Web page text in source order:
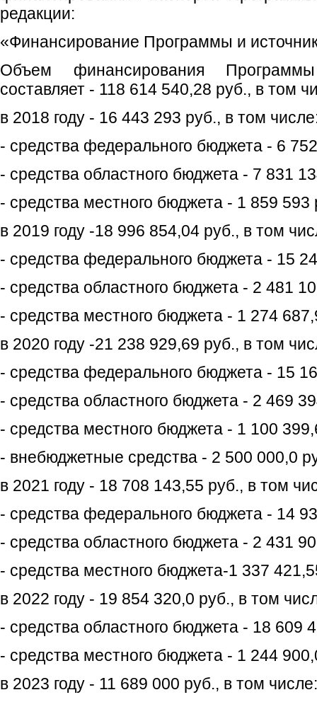
редакции:
«Финансирование Программы и
Объем финансирования
составляет - 118 614 540,28 руб., в том
в 2018 году - 16 443 293 руб., в том
- средства федерального бюджета - 6
- средства областного бюджета - 7 831
- средства местного бюджета - 1 859 593
в 2019 году -18 996 854,04 руб., в том
- средства федерального бюджета - 15
- средства областного бюджета - 2 481
- средства местного бюджета - 1 274
в 2020 году -21 238 929,69 руб., в том
- средства федерального бюджета - 15
- средства областного бюджета - 2 469
- средства местного бюджета - 1 100
- внебюджетные средства - 2 500 000,0
в 2021 году - 18 708 143,55 руб., в том
- средства федерального бюджета - 14
- средства областного бюджета - 2 431
- средства местного бюджета-1 337
в 2022 году - 19 854 320,0 руб., в том
- средства областного бюджета - 18 609
- средства местного бюджета - 1 244
в 2023 году - 11 689 000 руб., в том числе: